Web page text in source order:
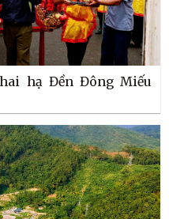
hạ Đền Đông Miếu